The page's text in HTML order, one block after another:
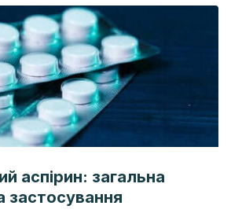
аспірин: загальна
застосування